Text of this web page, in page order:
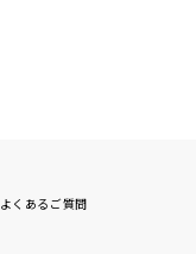
よくあるご質問